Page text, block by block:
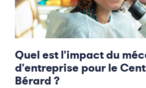
Quel est l'impact du
d'entreprise pour le
Bérard ?